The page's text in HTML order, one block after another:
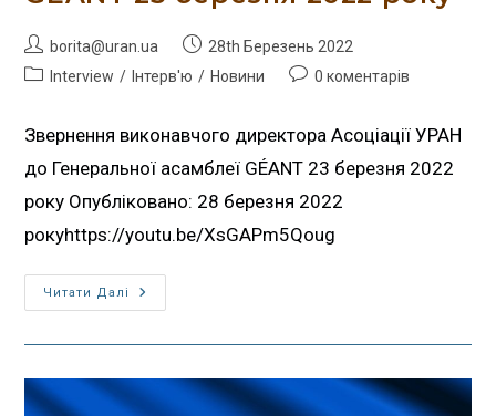
borita@uran.ua
28th Березень 2022
Interview / Інтерв'ю / Новини 0 коментарів
Звернення виконавчого директора Асоціації УРАН
до Генеральної асамблеї GÉANT 23 березня 2022
року Опубліковано: 28 березня 2022
рокуhttps://youtu.be/XsGAPm5Qoug
Читати Далі